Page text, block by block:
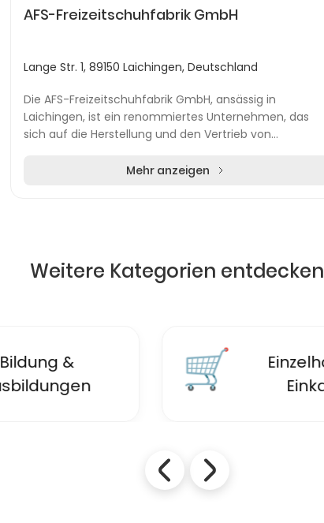
AFS-Freizeitschuhfabrik GmbH
Lange Str. 1, 89150 Laichingen, Deutschland
Die AFS-Freizeitschuhfabrik GmbH, ansässig in
Laichingen, ist ein renommiertes Unternehmen, das
sich auf die Herstellung und den Vertrieb von
Mehr anzeigen
Weitere Kategorien entdecken
🛒
Einzelhandel &
Einkaufen